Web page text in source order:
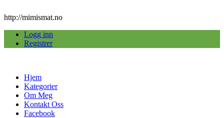
http://mimismat.no
Logg inn
Registrer
Hjem
Kategorier
Om Meg
Kontakt Oss
Facebook